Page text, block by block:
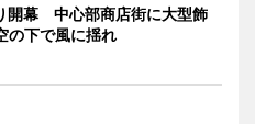
開幕 中心部商店街に大型飾
の下で風に揺れ